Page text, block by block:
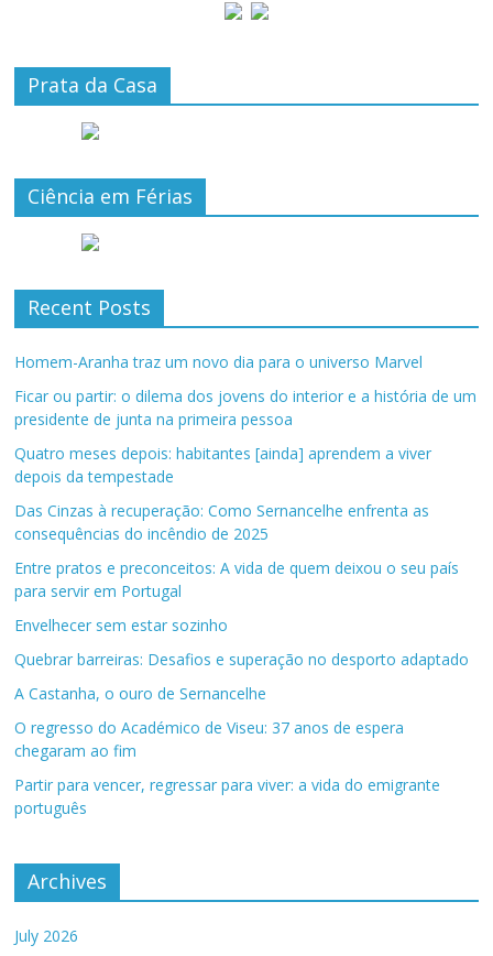
Prata da Casa
Ciência em Férias
Recent Posts
Homem-Aranha traz um novo dia para o universo Marvel
Ficar ou partir: o dilema dos jovens do interior e a história de um
presidente de junta na primeira pessoa
Quatro meses depois: habitantes [ainda] aprendem a viver
depois da tempestade
Das Cinzas à recuperação: Como Sernancelhe enfrenta as
consequências do incêndio de 2025
Entre pratos e preconceitos: A vida de quem deixou o seu país
para servir em Portugal
Envelhecer sem estar sozinho
Quebrar barreiras: Desafios e superação no desporto adaptado
A Castanha, o ouro de Sernancelhe
O regresso do Académico de Viseu: 37 anos de espera
chegaram ao fim
Partir para vencer, regressar para viver: a vida do emigrante
português
Archives
July 2026